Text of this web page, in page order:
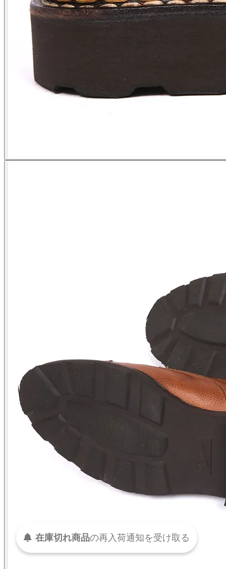
在庫切れ商品の再入荷通知を受け取る